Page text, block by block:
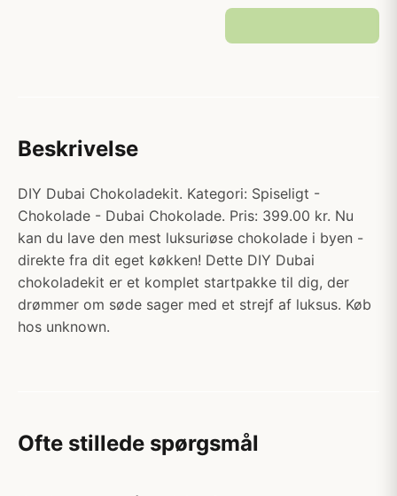
Beskrivelse
DIY Dubai Chokoladekit. Kategori: Spiseligt -
Chokolade - Dubai Chokolade. Pris: 399.00 kr. Nu
kan du lave den mest luksuriøse chokolade i byen -
direkte fra dit eget køkken! Dette DIY Dubai
chokoladekit er et komplet startpakke til dig, der
drømmer om søde sager med et strejf af luksus. Køb
hos unknown.
Ofte stillede spørgsmål